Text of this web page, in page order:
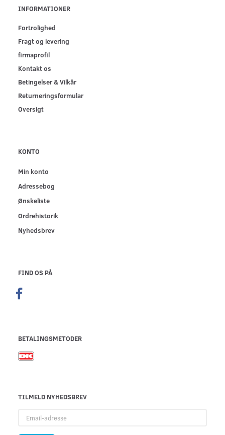
INFORMATIONER
Fortrolighed
Fragt og levering
firmaprofil
Kontakt os
Betingelser & Vilkår
Returneringsformular
Oversigt
KONTO
Min konto
Adressebog
Ønskeliste
Ordrehistorik
Nyhedsbrev
FIND OS PÅ
BETALINGSMETODER
TILMELD NYHEDSBREV
adresse